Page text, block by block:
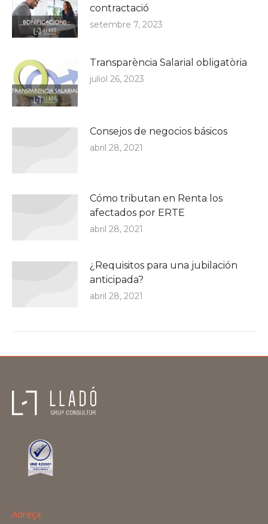
contractació
setembre 7, 2023
Transparència Salarial obligatòria
juliol 26, 2023
Consejos de negocios básicos
abril 28, 2021
Cómo tributan en Renta los
afectados por ERTE
abril 28, 2021
¿Requisitos para una jubilación
anticipada?
abril 28, 2021
Adreça: